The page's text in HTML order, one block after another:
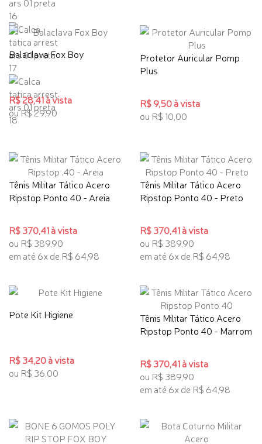
Balaclava Fox Boy
R$ 28,41 à vista
ou R$ 29,90
Protetor Auricular Pomp
Plus
R$ 9,50 à vista
ou R$ 10,00
Tênis Militar Tático Acero
Ripstop Ponto 40 - Areia
R$ 370,41 à vista
ou R$ 389,90
em até 6x de R$ 64,98
Tênis Militar Tático Acero
Ripstop Ponto 40 - Preto
R$ 370,41 à vista
ou R$ 389,90
em até 6x de R$ 64,98
Pote Kit Higiene
R$ 34,20 à vista
ou R$ 36,00
Tênis Militar Tático Acero
Ripstop Ponto 40 - Marrom
R$ 370,41 à vista
ou R$ 389,90
em até 6x de R$ 64,98